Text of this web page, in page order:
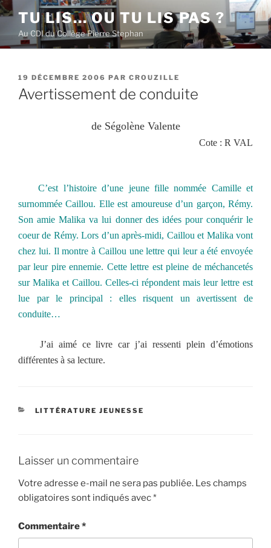
Aller
contenu
principal
TU LIS… OU TU LIS PAS ?
Au CDI du Collège Pierre Stephan
PUBLIÉ
LE
19 DÉCEMBRE 2006 PAR CROUZILLE
Avertissement de conduite
de Ségolène Valente
Cote : R VAL
C’est l’histoire d’une jeune fille nommée Camille et
surnommée Caillou. Elle est amoureuse d’un garçon, Rémy.
Son amie Malika va lui donner des idées pour conquérir le
coeur de Rémy. Lors d’un après-midi, Caillou et Malika vont
chez lui. Il montre à Caillou une lettre qui leur a été envoyée
par leur pire ennemie. Cette lettre est pleine de méchancetés
sur Malika et Caillou. Celles-ci répondent mais leur lettre est
lue par le principal : elles risquent un avertissent de
conduite…
J’ai aimé ce livre car j’ai ressenti plein d’émotions
différentes à sa lecture.
CATÉGORIES
LITTÉRATURE JEUNESSE
Laisser un commentaire
Votre adresse e-mail ne sera pas publiée. Les champs
obligatoires sont indiqués avec*
Commentaire*